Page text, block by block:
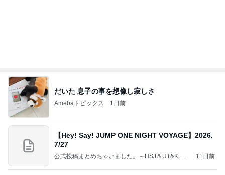
だいた 息子の事を想像し寂しさ
Amebaトピックス 1日前
【Hey! Say! JUMP ONE NIGHT VOYAGE】2026.
7/27
公式投稿まとめちゃいました。～HSJ＆UT&K.O.
11日前